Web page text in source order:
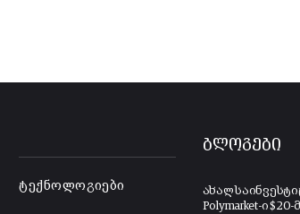
ტექნოლოგიები
ბლოგები
ახალ
Polymarket-ი